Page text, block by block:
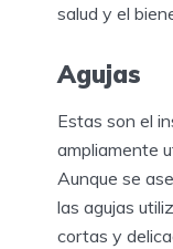
salud y el
Agujas
Estas son el
ampliamente
Aunque se
las agujas
cortas y